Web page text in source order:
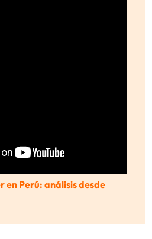
en Perú: análisis desde